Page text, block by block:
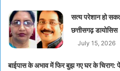
सत्य परेशान हो
छत्तीसगढ़ डायोसिस
July 15, 2026
बाईपास के अभाव में फिर बुझ गए घर के चिराग: